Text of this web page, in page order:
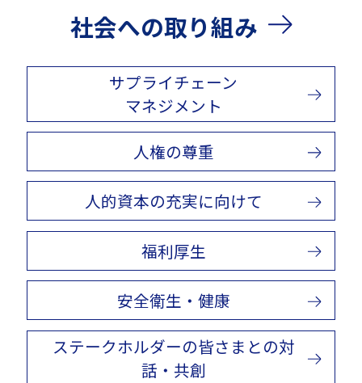
社会への取り組み
サプライチェーン
マネジメント
人権の尊重
人的資本の充実に向けて
福利厚生
安全衛生・健康
ステークホルダーの皆さまとの対
話・共創